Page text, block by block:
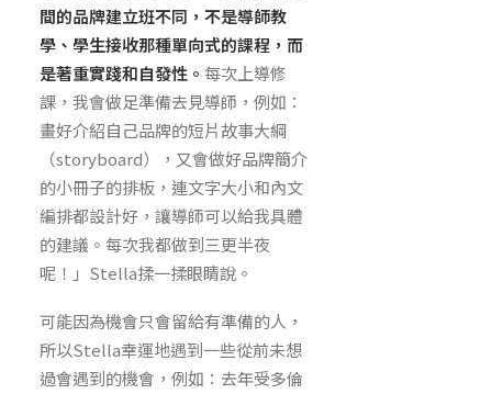
間的品牌建立班不同，不是導師教
學、學生接收那種單向式的課程，而
是著重實踐和自發性。 每次上導修
課，我會做足準備去見導師，例如：
畫好介紹自己品牌的短片故事大綱
（storyboard），又會做好品牌簡介
的小冊子的排板，連文字大小和內文
編排都設計好，讓導師可以給我具體
的建議。每次我都做到三更半夜
呢！」Stella揉一揉眼睛說。
可能因為機會只會留給有準備的人，
所以Stella幸運地遇到一些從前未想
過會遇到的機會，例如：去年受多倫